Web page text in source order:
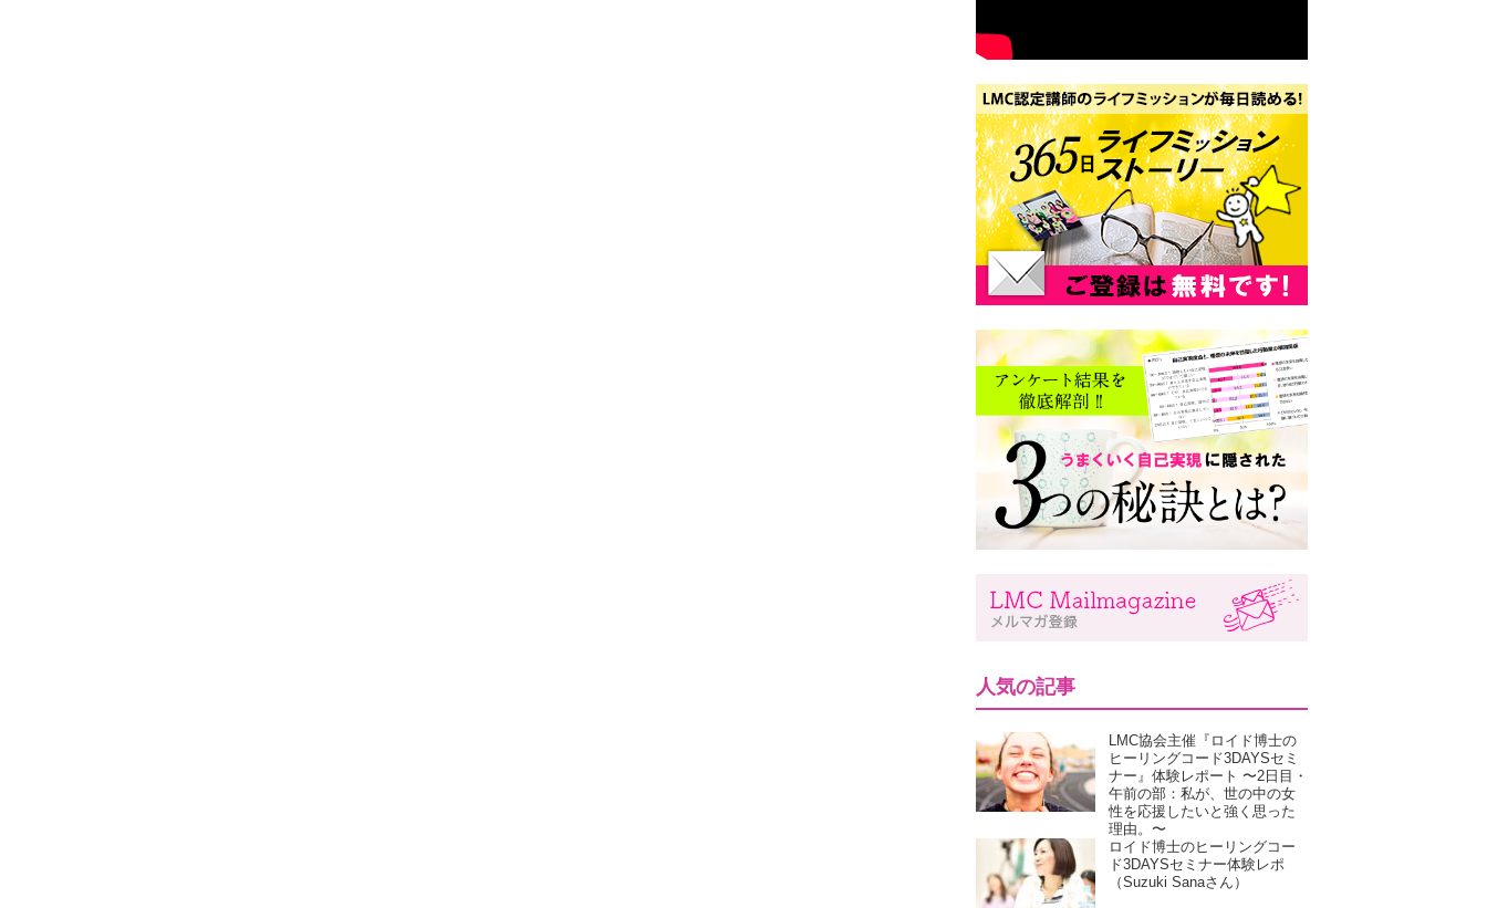
人気の記事
LMC協会主催『ロイド博士の
ヒーリングコード3DAYSセミ
ナー』体験レポート 〜2日目・
午前の部：私が、世の中の女
性を応援したいと強く思った
理由。〜
ロイド博士のヒーリングコー
ド3DAYSセミナー体験レポ
（Suzuki Sanaさん）